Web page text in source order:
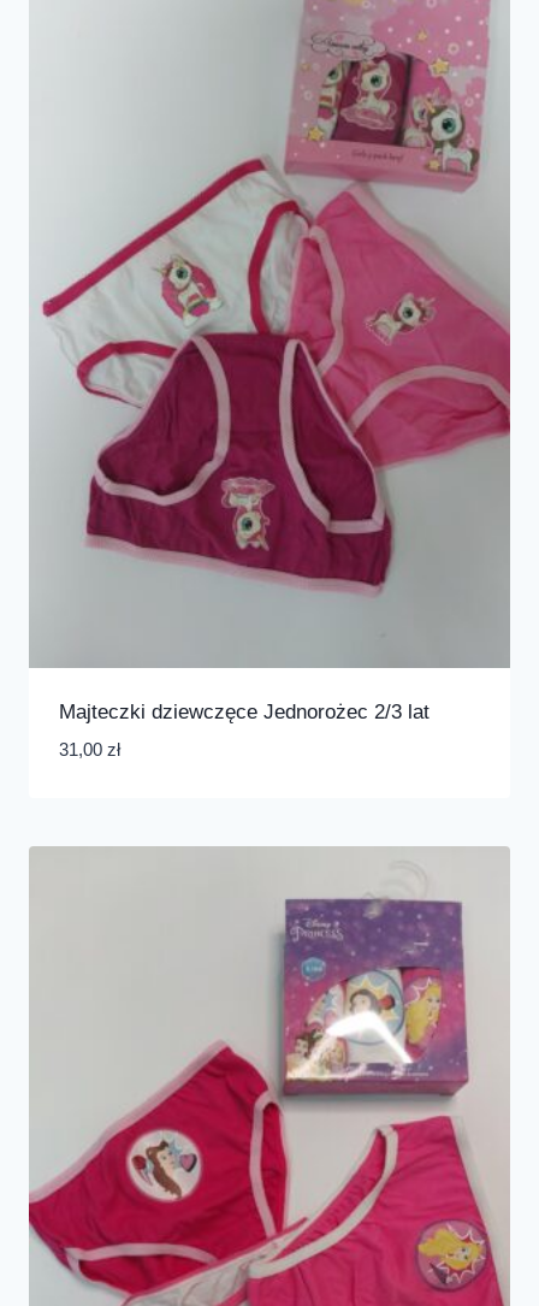
Majteczki dziewczęce Jednorożec 2/3 lat
31,00 zł